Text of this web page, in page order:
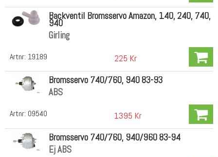
Artnr: 19189
Backventil Bromsservo Amazon, 140, 240, 740,
940
Girling
225 Kr
Artnr: 09540
Bromsservo 740/760, 940 83-93
ABS
1395 Kr
Bromsservo 740/760, 940/960 83-94
Ej ABS